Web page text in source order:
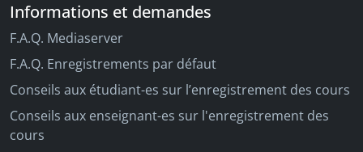
Informations et demandes
F.A.Q. Mediaserver
F.A.Q. Enregistrements par défaut
Conseils aux étudiant-es sur l’enregistrement des cours
Conseils aux enseignant-es sur l'enregistrement des
cours